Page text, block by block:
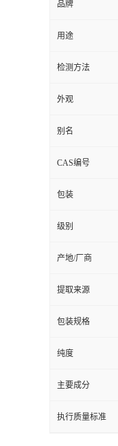
品牌
用途
检测方法
外观
别名
CAS编号
包装
级别
产地/厂商
提取来源
包装规格
纯度
主要成分
执行质量标准